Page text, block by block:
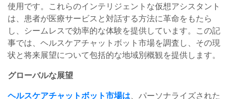
使用です。これらのインテリジェントな仮想アシスタント
は、患者が医療サービスと対話する方法に革命をもたら
し、シームレスで効率的な体験を提供しています。この記
事では、ヘルスケアチャットボット市場を調査し、その現
状と将来展望について包括的な地域別概観を提供します。
グローバルな展望
ヘルスケアチャットボット市場は 、パーソナライズされた